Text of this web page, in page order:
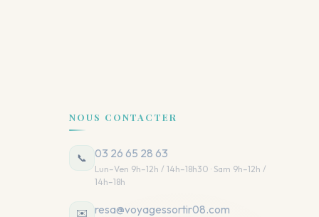
NOUS CONTACTER
📞 03 26 65 28 63
Lun–Ven 9h–12h / 14h–18h30 · Sam 9h–12h /
14h–18h
✉️ resa@voyagessortir08.com